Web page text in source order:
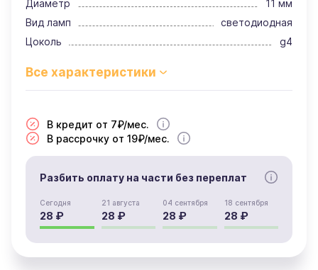
Диаметр
11 мм
Вид ламп
светодиодная
Цоколь
g4
В кредит от 7₽/мес.
В рассрочку от 19₽/мес.
Разбить оплату на части без переплат
Сегодня
28 ₽
21 августа
28 ₽
04 сентября
28 ₽
18 сентября
28 ₽